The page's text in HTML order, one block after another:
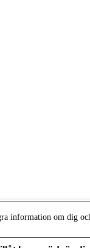
information om dig